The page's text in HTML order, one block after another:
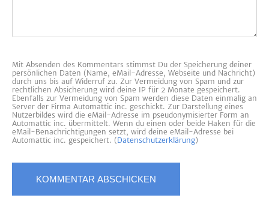
Mit Absenden des Kommentars stimmst Du der Speicherung deiner
persönlichen Daten (Name, eMail-Adresse, Webseite und Nachricht)
durch uns bis auf Widerruf zu. Zur Vermeidung von Spam und zur
rechtlichen Absicherung wird deine IP für 2 Monate gespeichert.
Ebenfalls zur Vermeidung von Spam werden diese Daten einmalig an
Server der Firma Automattic inc. geschickt. Zur Darstellung eines
Nutzerbildes wird die eMail-Adresse im pseudonymisierter Form an
Automattic inc. übermittelt. Wenn du einen oder beide Haken für die
eMail-Benachrichtigungen setzt, wird deine eMail-Adresse bei
Automattic inc. gespeichert. (Datenschutzerklärung)